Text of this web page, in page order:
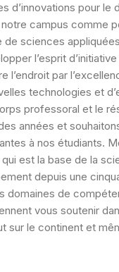
d’innovations pour
campus comme
de sciences
l’esprit
l’endroit par
technologies et
professoral et le
années et
à nos étudiants.
est la base de la
depuis une
domaines de
vous soutenir
sur le continent et